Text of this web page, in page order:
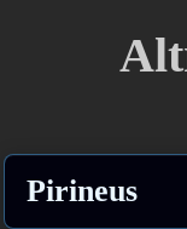
Pirineus